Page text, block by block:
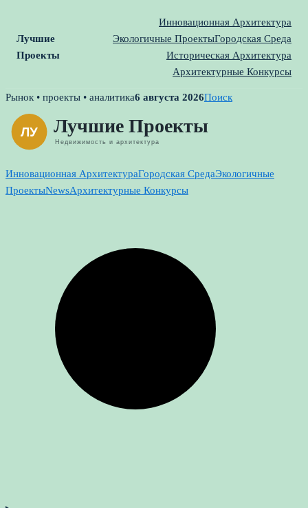
Лучшие
Проекты
Инновационная Архитектура
Экологичные ПроектыГородская Среда
Историческая Архитектура
Архитектурные Конкурсы
Skip
content
Рынок • проекты • аналитика6 августа 2026Поиск
Инновационная АрхитектураГородская СредаЭкологичные
ПроектыNewsАрхитектурные Конкурсы